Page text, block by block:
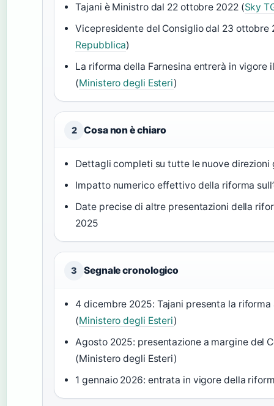
Tajani è Ministro dal 22 ottobre 2022 (Sky
Vicepresidente del Consiglio dal 23 ottobre
Repubblica)
La riforma della Farnesina entrerà in vigore
(Ministero degli Esteri)
2 Cosa non è chiaro
Dettagli completi su tutte le nuove
Impatto numerico effettivo della riforma
Date precise di altre presentazioni della
2025
3 Segnale cronologico
4 dicembre 2025: Tajani presenta la riforma
(Ministero degli Esteri)
Agosto 2025: presentazione a margine del
(Ministero degli Esteri)
1 gennaio 2026: entrata in vigore della